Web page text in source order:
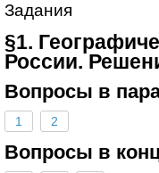
Задания
§1.
России.
Вопросы в
1 2
Вопросы в